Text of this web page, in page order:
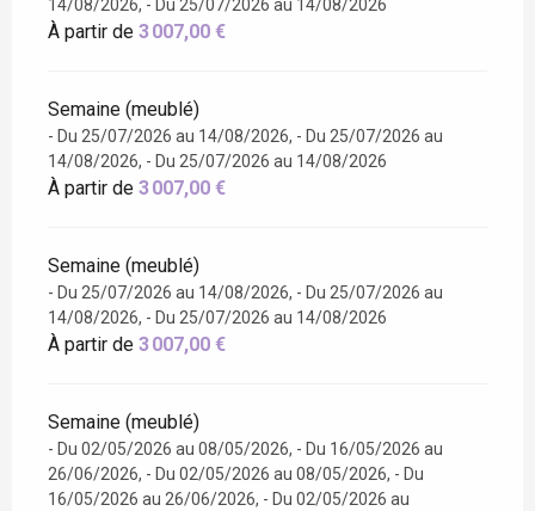
14/08/2026, - Du 25/07/2026 au 14/08/2026
À partir de 3 007,00 €
Semaine (meublé)
- Du 25/07/2026 au 14/08/2026, - Du 25/07/2026 au
14/08/2026, - Du 25/07/2026 au 14/08/2026
À partir de 3 007,00 €
Semaine (meublé)
- Du 25/07/2026 au 14/08/2026, - Du 25/07/2026 au
14/08/2026, - Du 25/07/2026 au 14/08/2026
À partir de 3 007,00 €
Semaine (meublé)
- Du 02/05/2026 au 08/05/2026, - Du 16/05/2026 au
26/06/2026, - Du 02/05/2026 au 08/05/2026, - Du
16/05/2026 au 26/06/2026, - Du 02/05/2026 au